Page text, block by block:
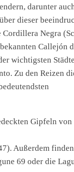
darunter
dieser
Negra
Callejón
wichtigsten
Zu den Reizen
Gipfeln von
Außerdem
69 oder die